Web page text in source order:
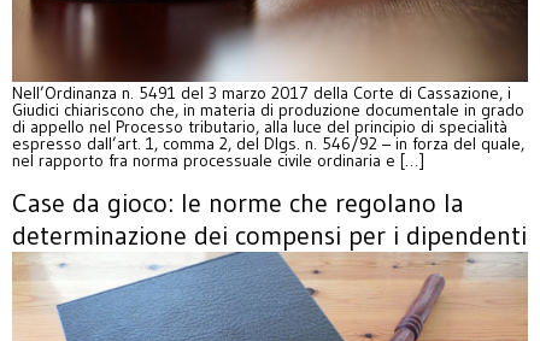
Nell’Ordinanza n. 5491 del 3 marzo 2017 della Corte di Cassazione, i
Giudici chiariscono che, in materia di produzione documentale in grado
di appello nel Processo tributario, alla luce del principio di specialità
espresso dall’art. 1, comma 2, del Dlgs. n. 546/92 – in forza del quale,
nel rapporto fra norma processuale civile ordinaria e […]
Case da gioco: le norme che regolano la
determinazione dei compensi per i dipendenti